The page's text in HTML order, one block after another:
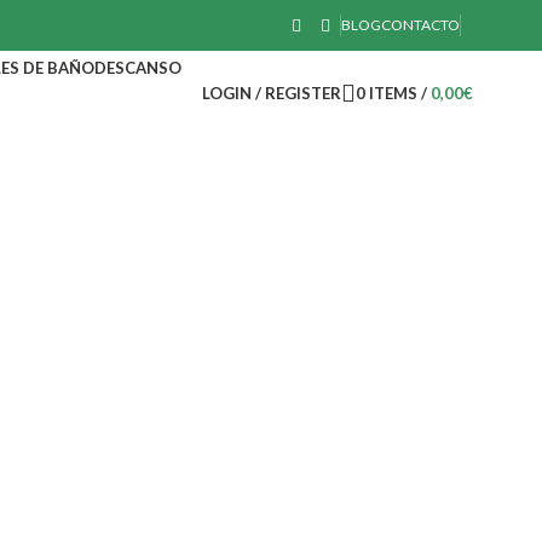
BLOGCONTACTO
DE BAÑODESCANSO
LOGIN / REGISTER 0 ITEMS / 0,00€